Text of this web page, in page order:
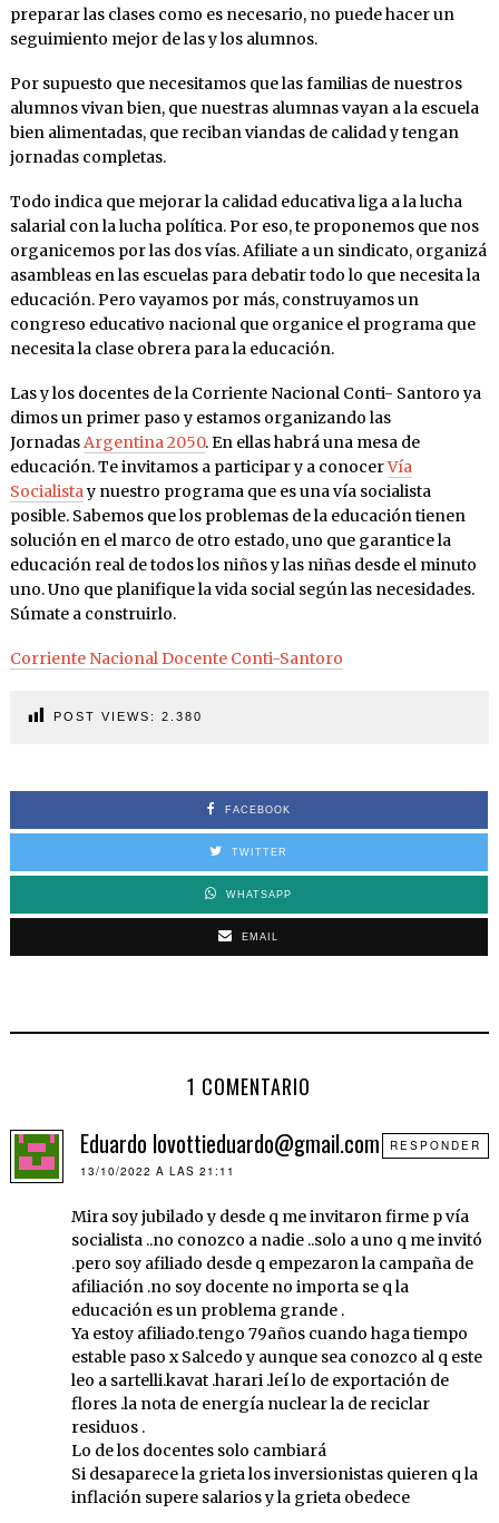
preparar las clases como es necesario, no puede hacer un
seguimiento mejor de las y los alumnos.
Por supuesto que necesitamos que las familias de nuestros
alumnos vivan bien, que nuestras alumnas vayan a la escuela
bien alimentadas, que reciban viandas de calidad y tengan
jornadas completas.
Todo indica que mejorar la calidad educativa liga a la lucha
salarial con la lucha política. Por eso, te proponemos que nos
organicemos por las dos vías. Afiliate a un sindicato, organizá
asambleas en las escuelas para debatir todo lo que necesita la
educación. Pero vayamos por más, construyamos un
congreso educativo nacional que organice el programa que
necesita la clase obrera para la educación.
Las y los docentes de la Corriente Nacional Conti- Santoro ya
dimos un primer paso y estamos organizando las
JornadasArgentina 2050. En ellas habrá una mesa de
educación. Te invitamos a participar y a conocerVía
Socialistay nuestro programa que es una vía socialista
posible. Sabemos que los problemas de la educación tienen
solución en el marco de otro estado, uno que garantice la
educación real de todos los niños y las niñas desde el minuto
uno. Uno que planifique la vida social según las necesidades.
Súmate a construirlo.
Corriente Nacional Docente Conti-Santoro
POST VIEWS: 2.380
FACEBOOK
TWITTER
WHATSAPP
EMAIL
1 COMENTARIO
Eduardo lovottieduardo@gmail.com
13/10/2022 A LAS 21:11
Mira soy jubilado y desde q me invitaron firme p vía
socialista ..no conozco a nadie ..solo a uno q me invitó
.pero soy afiliado desde q empezaron la campaña de
afiliación .no soy docente no importa se q la
educación es un problema grande .
Ya estoy afiliado.tengo 79años cuando haga tiempo
estable paso x Salcedo y aunque sea conozco al q este
leo a sartelli.kavat .harari .leí lo de exportación de
flores .la nota de energía nuclear la de reciclar
residuos .
Lo de los docentes solo cambiará
Si desaparece la grieta los inversionistas quieren q la
inflación supere salarios y la grieta obedece
RESPONDER